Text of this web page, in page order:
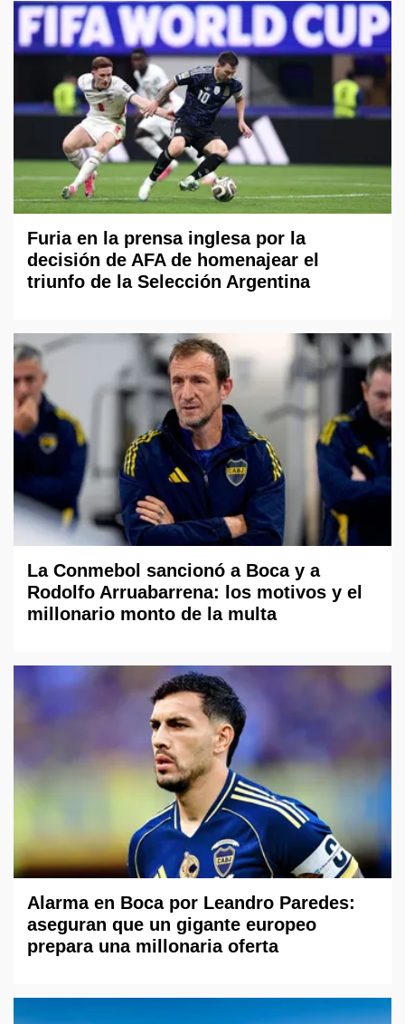
Furia en la prensa inglesa por la
decisión de AFA de homenajear el
triunfo de la Selección Argentina
La Conmebol sancionó a Boca y a
Rodolfo Arruabarrena: los motivos y el
millonario monto de la multa
Alarma en Boca por Leandro Paredes:
aseguran que un gigante europeo
prepara una millonaria oferta